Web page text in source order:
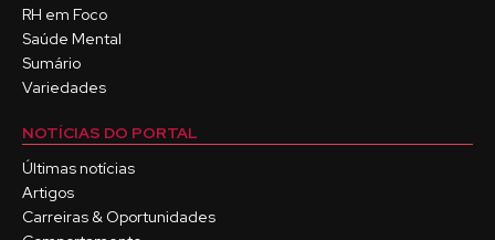
RH em Foco
Saúde Mental
Sumário
Variedades
NOTÍCIAS DO PORTAL
Últimas notícias
Artigos
Carreiras & Oportunidades